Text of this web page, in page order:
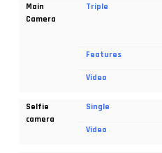
Main
Camera
Triple
Features
Video
Selfie
camera
Single
Video